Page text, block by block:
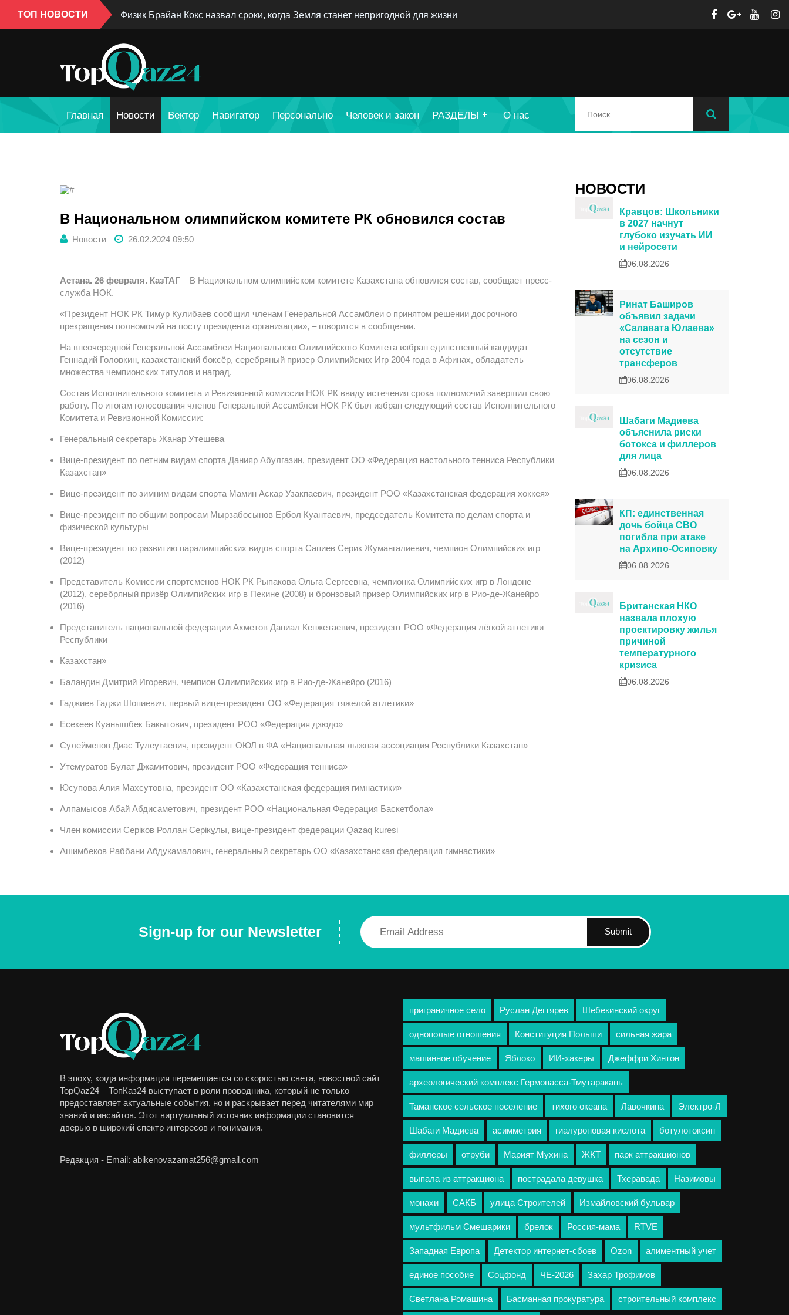
ТОП НОВОСТИ Физик Брайан Кокс назвал сроки, когда Земля станет непригодной для жизни
Главная Новости Вектор Навигатор Персонально Человек и закон РАЗДЕЛЫ О нас
В Национальном олимпийском комитете РК обновился состав
Новости 26.02.2024 09:50
Астана. 26 февраля. КазТАГ – В Национальном олимпийском комитете Казахстана обновился состав, сообщает пресс-
служба НОК.
«Президент НОК РК Тимур Кулибаев сообщил членам Генеральной Ассамблеи о принятом решении досрочного
прекращения полномочий на посту президента организации», – говорится в сообщении.
На внеочередной Генеральной Ассамблеи Национального Олимпийского Комитета избран единственный кандидат –
Геннадий Головкин, казахстанский боксёр, серебряный призер Олимпийских Игр 2004 года в Афинах, обладатель
множества чемпионских титулов и наград.
Состав Исполнительного комитета и Ревизионной комиссии НОК РК ввиду истечения срока полномочий завершил свою
работу. По итогам голосования членов Генеральной Ассамблеи НОК РК был избран следующий состав Исполнительного
Комитета и Ревизионной Комиссии:
Генеральный секретарь Жанар Утешева
Вице-президент по летним видам спорта Данияр Абулгазин, президент ОО «Федерация настольного тенниса Республики
Казахстан»
Вице-президент по зимним видам спорта Мамин Аскар Узакпаевич, президент РОО «Казахстанская федерация хоккея»
Вице-президент по общим вопросам Мырзабосынов Ербол Куантаевич, председатель Комитета по делам спорта и
физической культуры
Вице-президент по развитию паралимпийских видов спорта Сапиев Серик Жумангалиевич, чемпион Олимпийских игр
(2012)
Представитель Комиссии спортсменов НОК РК Рыпакова Ольга Сергеевна, чемпионка Олимпийских игр в Лондоне
(2012), серебряный призёр Олимпийских игр в Пекине (2008) и бронзовый призер Олимпийских игр в Рио-де-Жанейро
(2016)
Представитель национальной федерации Ахметов Даниал Кенжетаевич, президент РОО «Федерация лёгкой атлетики
Республики
Казахстан»
Баландин Дмитрий Игоревич, чемпион Олимпийских игр в Рио-де-Жанейро (2016)
Гаджиев Гаджи Шопиевич, первый вице-президент ОО «Федерация тяжелой атлетики»
Есекеев Куанышбек Бакытович, президент РОО «Федерация дзюдо»
Сулейменов Диас Тулеутаевич, президент ОЮЛ в ФА «Национальная лыжная ассоциация Республики Казахстан»
Утемуратов Булат Джамитович, президент РОО «Федерация тенниса»
Юсупова Алия Махсутовна, президент ОО «Казахстанская федерация гимнастики»
Алпамысов Абай Абдисаметович, президент РОО «Национальная Федерация Баскетбола»
Член комиссии Серіков Роллан Серікұлы, вице-президент федерации Qazaq kuresi
Ашимбеков Раббани Абдукамалович, генеральный секретарь ОО «Казахстанская федерация гимнастики»
НОВОСТИ
Кравцов: Школьники
в 2027 начнут
глубоко изучать ИИ
и нейросети
06.08.2026
Ринат Баширов
объявил задачи
«Салавата Юлаева»
на сезон и
отсутствие
трансферов
06.08.2026
Шабаги Мадиева
объяснила риски
ботокса и филлеров
для лица
06.08.2026
КП: единственная
дочь бойца СВО
погибла при атаке
на Архипо-Осиповку
06.08.2026
Британская НКО
назвала плохую
проектировку жилья
причиной
температурного
кризиса
06.08.2026
Sign-up for our Newsletter Submit
В эпоху, когда информация перемещается со скоростью света, новостной сайт
TopQaz24 – ТопКаз24 выступает в роли проводника, который не только
предоставляет актуальные события, но и раскрывает перед читателями мир
знаний и инсайтов. Этот виртуальный источник информации становится
дверью в широкий спектр интересов и понимания.
Редакция - Email: abikenovazamat256@gmail.com
приграничное село Руслан Дегтярев Шебекинский округ
однополые отношения Конституция Польши сильная жара
машинное обучение Яблоко ИИ-хакеры Джеффри Хинтон
археологический комплекс Гермонасса-Тмутаракань
Таманское сельское поселение тихого океана Лавочкина Электро-Л
Шабаги Мадиева асимметрия гиалуроновая кислота ботулотоксин
филлеры отруби Марият Мухина ЖКТ парк аттракционов
выпала из аттракциона пострадала девушка Тхеравада Назимовы
монахи САКБ улица Строителей Измайловский бульвар
мультфильм Смешарики брелок Россия-мама RTVE
Западная Европа Детектор интернет-сбоев Ozon алиментный учет
единое пособие Соцфонд ЧЕ-2026 Захар Трофимов
Светлана Ромашина Басманная прокуратура строительный комплекс